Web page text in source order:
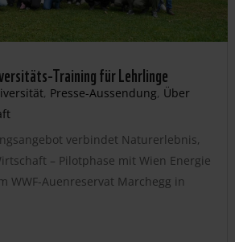
Training für Lehrlinge
, Presse-Aussendung, Über
verbindet Naturerlebnis,
– Pilotphase mit Wien Energie
WWF-Auenreservat Marchegg in